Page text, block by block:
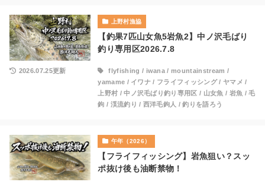
上野村漁協
【釣果7匹山女魚5岩魚2】中ノ沢毛ばり
釣り専用区2026.7.8
2026.07.25更新 flyfishing / iwana /mountainstream /
yamame / イワナ / フライフィッシング/ ヤマメ /
上野村 /中ノ沢毛ばり釣り専用区 / 山女魚 / 岩魚 /毛
鉤 / 渓流釣り / 西洋毛鉤人 /釣りを語ろう
午年（2026）
【フライフィッシング】岩魚狙い？スッ
ポ抜け後も油断禁物！